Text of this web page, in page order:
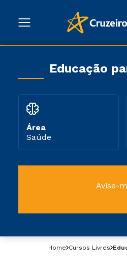
Home Cursos Livres
Educação
Área
Saúde
Avise-